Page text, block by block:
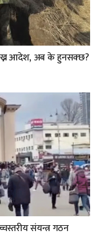
आदेश, अब के हुनसक्छ?
संयन्त्र गठन